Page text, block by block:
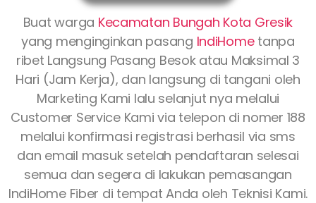
Buat warga Kecamatan Bungah Kota Gresik
yang menginginkan pasang IndiHometanpa
ribet Langsung Pasang Besok atau Maksimal 3
Hari (Jam Kerja), dan langsung di tangani oleh
Marketing Kami lalu selanjut nya melalui
Customer Service Kami via telepon di nomer 188
melalui konfirmasi registrasi berhasil via sms
dan email masuk setelah pendaftaran selesai
semua dan segera di lakukan pemasangan
IndiHome Fiber di tempat Anda oleh Teknisi Kami.